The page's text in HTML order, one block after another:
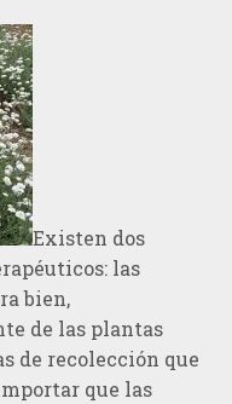
Existen dos
las
bien,
de las plantas
de recolección que
que las